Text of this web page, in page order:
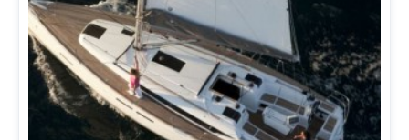
на
Пхукете
для
вашего
идеального